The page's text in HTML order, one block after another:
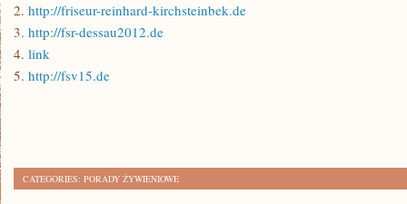
2. http://friseur-reinhard-kirchsteinbek.de
3. http://fsr-dessau2012.de
4. link
5. http://fsv15.de
CATEGORIES: PORADY ŻYWIENIOWE